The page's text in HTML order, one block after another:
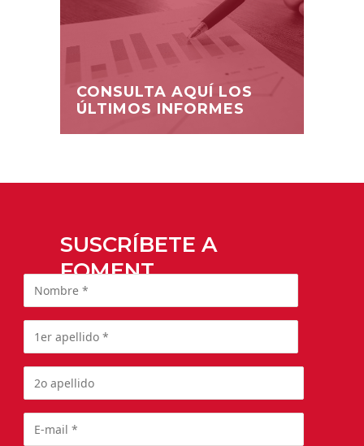
CONSULTA AQUÍ LOS
ÚLTIMOS INFORMES
SUSCRÍBETE A
FOMENT